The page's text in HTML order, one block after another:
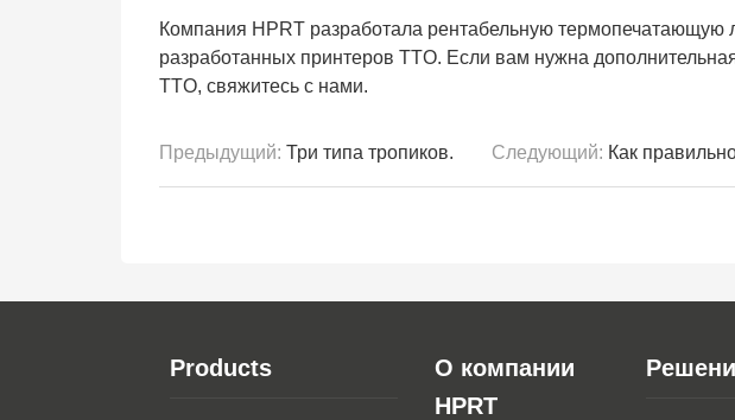
Компания HPRT разработала рентабельную термопечатающую
разработанных принтеров TTO. Если вам нужна
TTO, свяжитесь с нами.
Предыдущий: Три типа тропиков. Следующий: Как
Products
О компании
HPRT